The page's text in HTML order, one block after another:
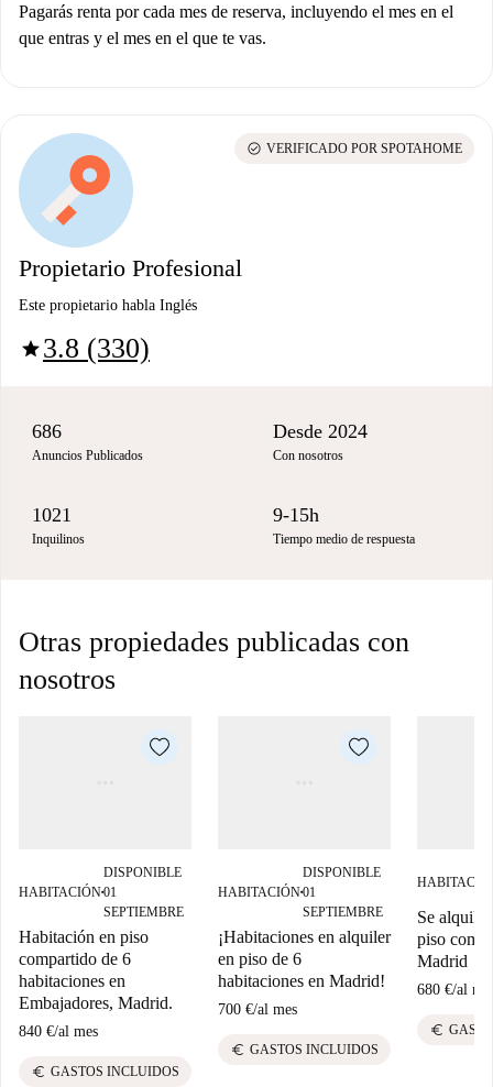
Pagarás renta por cada mes de reserva, incluyendo el mes en el
que entras y el mes en el que te vas.
Propietario Profesional
Este propietario habla Inglés
star3.8 (330)
check_circle VERIFICADO POR SPOTAHOME
686
Anuncios Publicados
Desde 2024
Con nosotros
1021
Inquilinos
9-15h
Tiempo medio de respuesta
Otras propiedades publicadas con
nosotros
HABITACIÓN■
DISPONIBLE
01
SEPTIEMBRE
Habitación en piso
compartido de 6
habitaciones en
Embajadores, Madrid.
840 €/al mes
euro GASTOS INCLUIDOS
HABITACIÓN■
DISPONIBLE
01
SEPTIEMBRE
¡Habitaciones en alquiler
en piso de 6
habitaciones en Madrid!
700 €/al mes
euro GASTOS INCLUIDOS
Se alquila
piso
Madrid
680 €/al
euro